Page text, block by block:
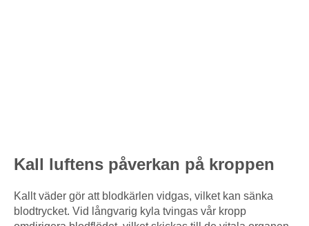
Kall luftens påverkan på kroppen
Kallt väder gör att blodkärlen vidgas, vilket kan sänka
blodtrycket. Vid långvarig kyla tvingas vår kropp